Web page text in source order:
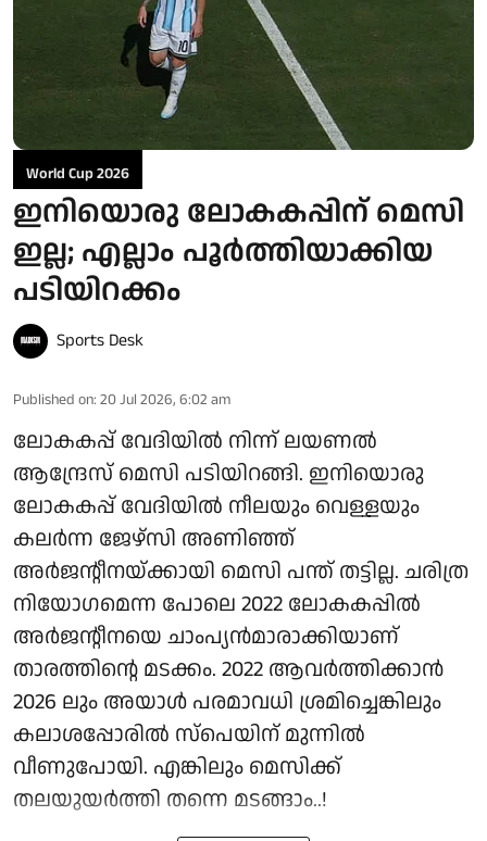
World Cup 2026
ഇനിയൊരു ലോകകപ്പിന് മെസി
ഇല്ല; എല്ലാം പൂർത്തിയാക്കിയ
പടിയിറക്കം
Sports Desk
Published on: 20 Jul 2026, 6:02 am
ലോകകപ്പ് വേദിയിൽ നിന്ന് ലയണൽ
ആന്ദ്രേസ് മെസി പടിയിറങ്ങി. ഇനിയൊരു
ലോകകപ്പ് വേദിയിൽ നീലയും വെള്ളയും
കലർന്ന ജേഴ്‌സി അണിഞ്ഞ്
അർജന്റീനയ്ക്കായി മെസി പന്ത് തട്ടില്ല. ചരിത്ര
നിയോഗമെന്ന പോലെ 2022 ലോകകപ്പിൽ
അർജന്റീനയെ ചാംപ്യൻമാരാക്കിയാണ്
താരത്തിന്റെ മടക്കം. 2022 ആവർത്തിക്കാൻ
2026 ലും അയാൾ പരമാവധി ശ്രമിച്ചെങ്കിലും
കലാശപ്പോരിൽ സ്‌പെയിന് മുന്നിൽ
വീണുപോയി. എങ്കിലും മെസിക്ക്
തലയുയർത്തി തന്നെ മടങ്ങാം..!